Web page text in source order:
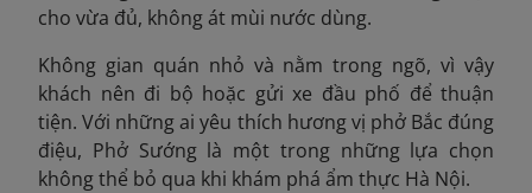
cho vừa đủ, không át mùi nước dùng.
Không gian quán nhỏ và nằm trong ngõ, vì vậy
khách nên đi bộ hoặc gửi xe đầu phố để thuận
tiện. Với những ai yêu thích hương vị phở Bắc đúng
điệu, Phở Sướng là một trong những lựa chọn
không thể bỏ qua khi khám phá ẩm thực Hà Nội.